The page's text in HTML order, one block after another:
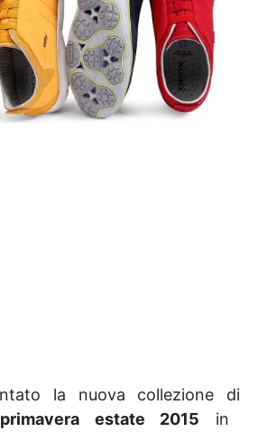
la nuova collezione di
estate 2015 in